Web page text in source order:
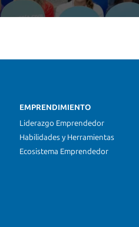
EMPRENDIMIENTO
Liderazgo Emprendedor
Habilidades y Herramientas
Ecosistema Emprendedor